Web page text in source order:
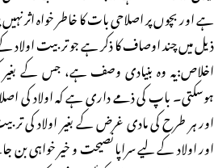
ہے اور بچوں پر اصلاحی بات کا خاطر خواہ اثر نہیں
ذیل میں چند اوصاف کا ذکر ہے جو تربیت اولاد
اخلاص:یہ وہ بنیادی وصف ہے، جس کے بغیر
ہوسکتی۔ باپ کی ذمے داری ہے کہ اولاد کی
اور ہر طرح کی مادی غرض کے بغیر اولاد کی
اور اولاد کے لیے سراپا نصیحت و خیر خواہی بن